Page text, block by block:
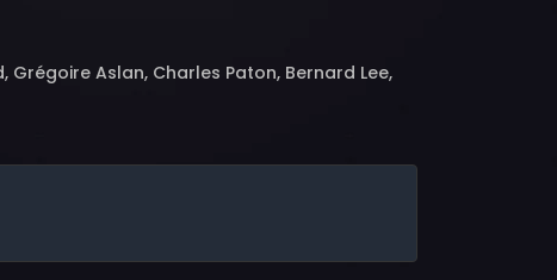
Grégoire Aslan, Charles Paton, Bernard Lee,
Chamberlain, Dido Plumb